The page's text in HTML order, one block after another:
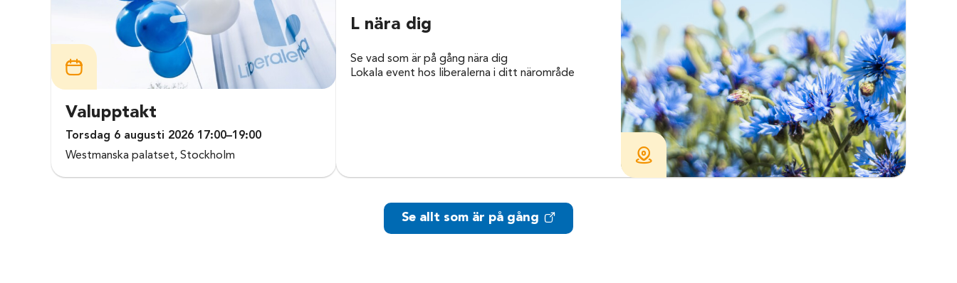
Valupptakt
Torsdag 6 augusti 2026 17:00–19:00
Westmanska palatset, Stockholm
L nära dig
Se vad som är på gång nära dig
Lokala event hos liberalerna i ditt närområde
Se allt som är på gång